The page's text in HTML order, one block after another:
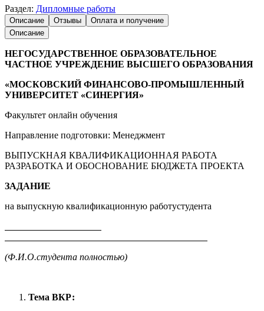
Раздел: Дипломные работы
Описание Отзывы
Оплата и получение
Описание
НЕГОСУДАРСТВЕННОЕ ОБРАЗОВАТЕЛЬНОЕ
ЧАСТНОЕ УЧРЕЖДЕНИЕ ВЫСШЕГО ОБРАЗОВАНИЯ
«МОСКОВСКИЙ ФИНАНСОВО-ПРОМЫШЛЕННЫЙ
УНИВЕРСИТЕТ «СИНЕРГИЯ»
Факультет онлайн обучения
Направление подготовки: Менеджмент
ВЫПУСКНАЯ КВАЛИФИКАЦИОННАЯ РАБОТА
РАЗРАБОТКА И ОБОСНОВАНИЕ БЮДЖЕТА ПРОЕКТА
ЗАДАНИЕ
на выпускную квалификационную работустудента
(Ф.И.О.студента полностью)
Тема ВКР: